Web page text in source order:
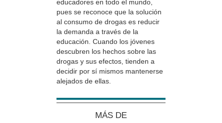
educadores en todo el mundo,
pues se reconoce que la solución
al consumo de drogas es reducir
la demanda a través de la
educación. Cuando los jóvenes
descubren los hechos sobre las
drogas y sus efectos, tienden a
decidir por sí mismos mantenerse
alejados de ellas.
MÁS DE